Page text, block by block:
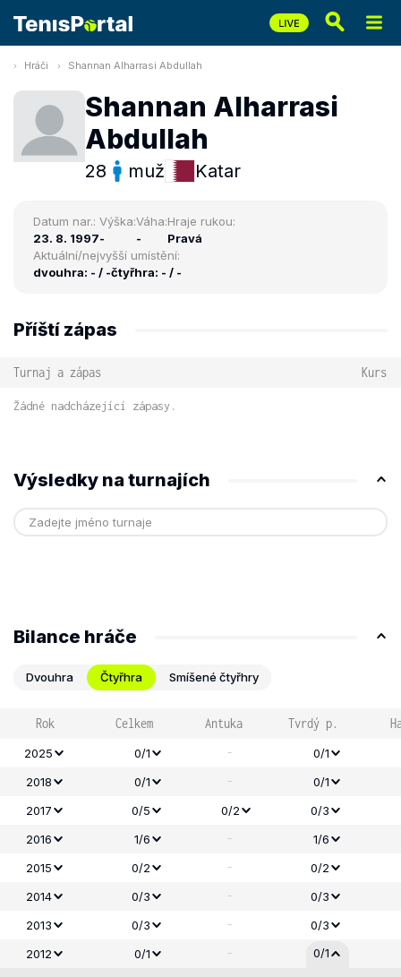
Hráči Shannan Alharrasi Abdullah
Shannan Alharrasi
Abdullah
28 muž Katar
Datum nar.:
23. 8. 1997
Výška:
-
Váha:
-
Hraje rukou:
Pravá
Aktuální/nejvyšší umístění:
dvouhra: - / -čtyřhra: - / -
Příští zápas
Turnaj a zápas Kurs
Žádné nadcházející zápasy.
Výsledky na turnajích
Bilance hráče
Dvouhra Čtyřhra Smíšené čtyřhry
Rok Celkem Antuka Tvrdý p.
2025 0/1 -
0/1
2018
0/1 -
0/1
2017
0/5 0/2
0/3
2016
1/6 -
1/6
2015
0/2 -
0/2
2014
0/3 -
0/3
2013
0/3 -
0/3
2012
0/1 - 0/1